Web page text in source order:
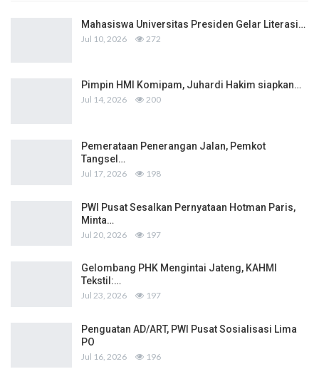
Mahasiswa Universitas Presiden Gelar Literasi…
Jul 10, 2026 272
Pimpin HMI Komipam, Juhardi Hakim siapkan…
Jul 14, 2026 200
Pemerataan Penerangan Jalan, Pemkot
Tangsel…
Jul 17, 2026 198
PWI Pusat Sesalkan Pernyataan Hotman Paris,
Minta…
Jul 20, 2026 197
Gelombang PHK Mengintai Jateng, KAHMI
Tekstil:…
Jul 23, 2026 197
Penguatan AD/ART, PWI Pusat Sosialisasi Lima
PO
Jul 16, 2026 196